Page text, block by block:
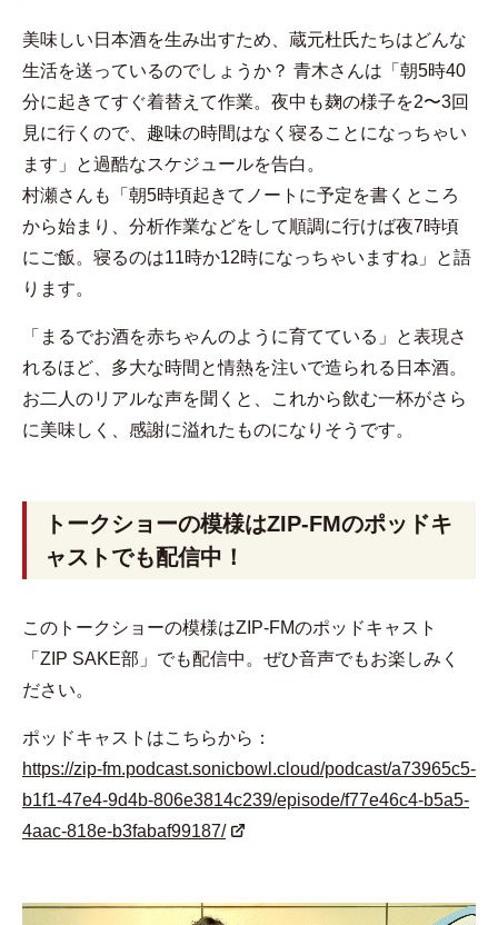
美味しい日本酒を生み出すため、蔵元杜氏たちはどんな
生活を送っているのでしょうか？ 青木さんは「朝5時40
分に起きてすぐ着替えて作業。夜中も麹の様子を2〜3回
見に行くので、趣味の時間はなく寝ることになっちゃい
ます」と過酷なスケジュールを告白。
村瀬さんも「朝5時頃起きてノートに予定を書くところ
から始まり、分析作業などをして順調に行けば夜7時頃
にご飯。寝るのは11時か12時になっちゃいますね」と語
ります。
「まるでお酒を赤ちゃんのように育てている」と表現さ
れるほど、多大な時間と情熱を注いで造られる日本酒。
お二人のリアルな声を聞くと、これから飲む一杯がさら
に美味しく、感謝に溢れたものになりそうです。
トークショーの模様はZIP-FMのポッドキ
ャストでも配信中！
このトークショーの模様はZIP-FMのポッドキャスト
「ZIP SAKE部」でも配信中。ぜひ音声でもお楽しみく
ださい。
ポッドキャストはこちらから：
https://zip-fm.podcast.sonicbowl.cloud/podcast/a73965c5-
b1f1-47e4-9d4b-806e3814c239/episode/f77e46c4-b5a5-
4aac-818e-b3fabaf99187/